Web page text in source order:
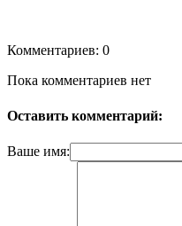
Комментариев: 0
Пока комментариев нет
Оставить комментарий:
Ваше имя: